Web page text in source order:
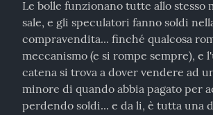
Le bolle funzionano tutte allo stesso
sale, e gli speculatori fanno soldi
compravendita... finché qualcosa
meccanismo (e si rompe sempre), e
catena si trova a dover vendere ad
minore di quando abbia pagato per
perdendo soldi... e da li, è tutta una